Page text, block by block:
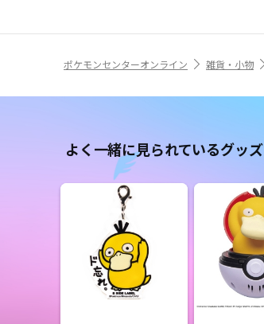
ポケモンセンターオンライン 雑貨・小物
よく一緒に見られているグッズ